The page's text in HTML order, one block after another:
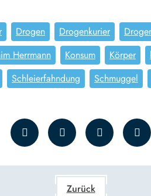
Drogen Drogenkurier
Herrmann Konsum Körper
Schleierfahndung Schmuggel
Zurück